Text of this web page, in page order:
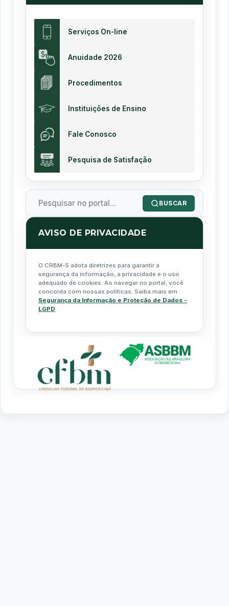
Serviços On-line
Anuidade 2026
Procedimentos
Instituições de Ensino
Fale Conosco
Pesquisa de Satisfação
BUSCAR
AVISO DE PRIVACIDADE
O CRBM-5 adota diretrizes para garantir a
segurança da informação, a privacidade e o uso
adequado de cookies. Ao navegar no portal, você
concorda com nossas políticas. Saiba mais em
Segurança da Informação e Proteção de Dados -
LGPD